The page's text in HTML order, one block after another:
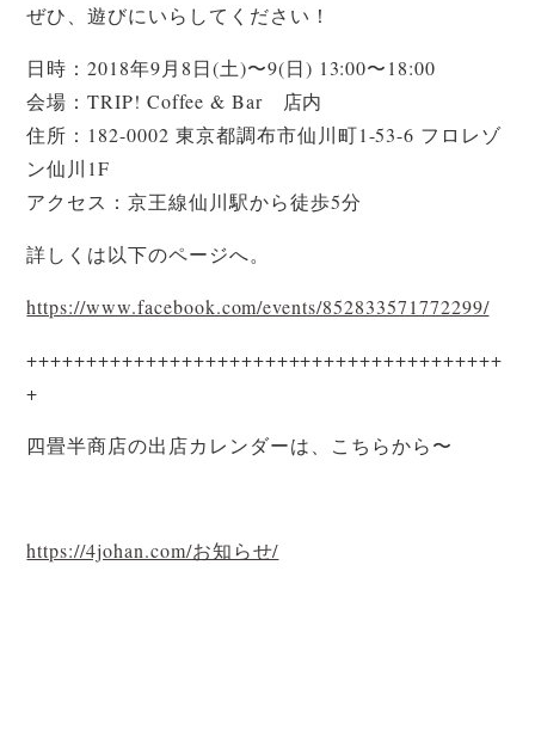
ぜひ、遊びにいらしてください！
日時：2018年9月8日(土)〜9(日) 13:00〜18:00
会場：TRIP! Coffee & Bar 店内
住所：182-0002 東京都調布市仙川町1-53-6 フロレゾ
ン仙川1F
アクセス：京王線仙川駅から徒歩5分
詳しくは以下のページへ。
https://www.facebook.com/events/852833571772299/
++++++++++++++++++++++++++++++++++++++++
+
四畳半商店の出店カレンダーは、こちらから〜
https://4johan.com/お知らせ/